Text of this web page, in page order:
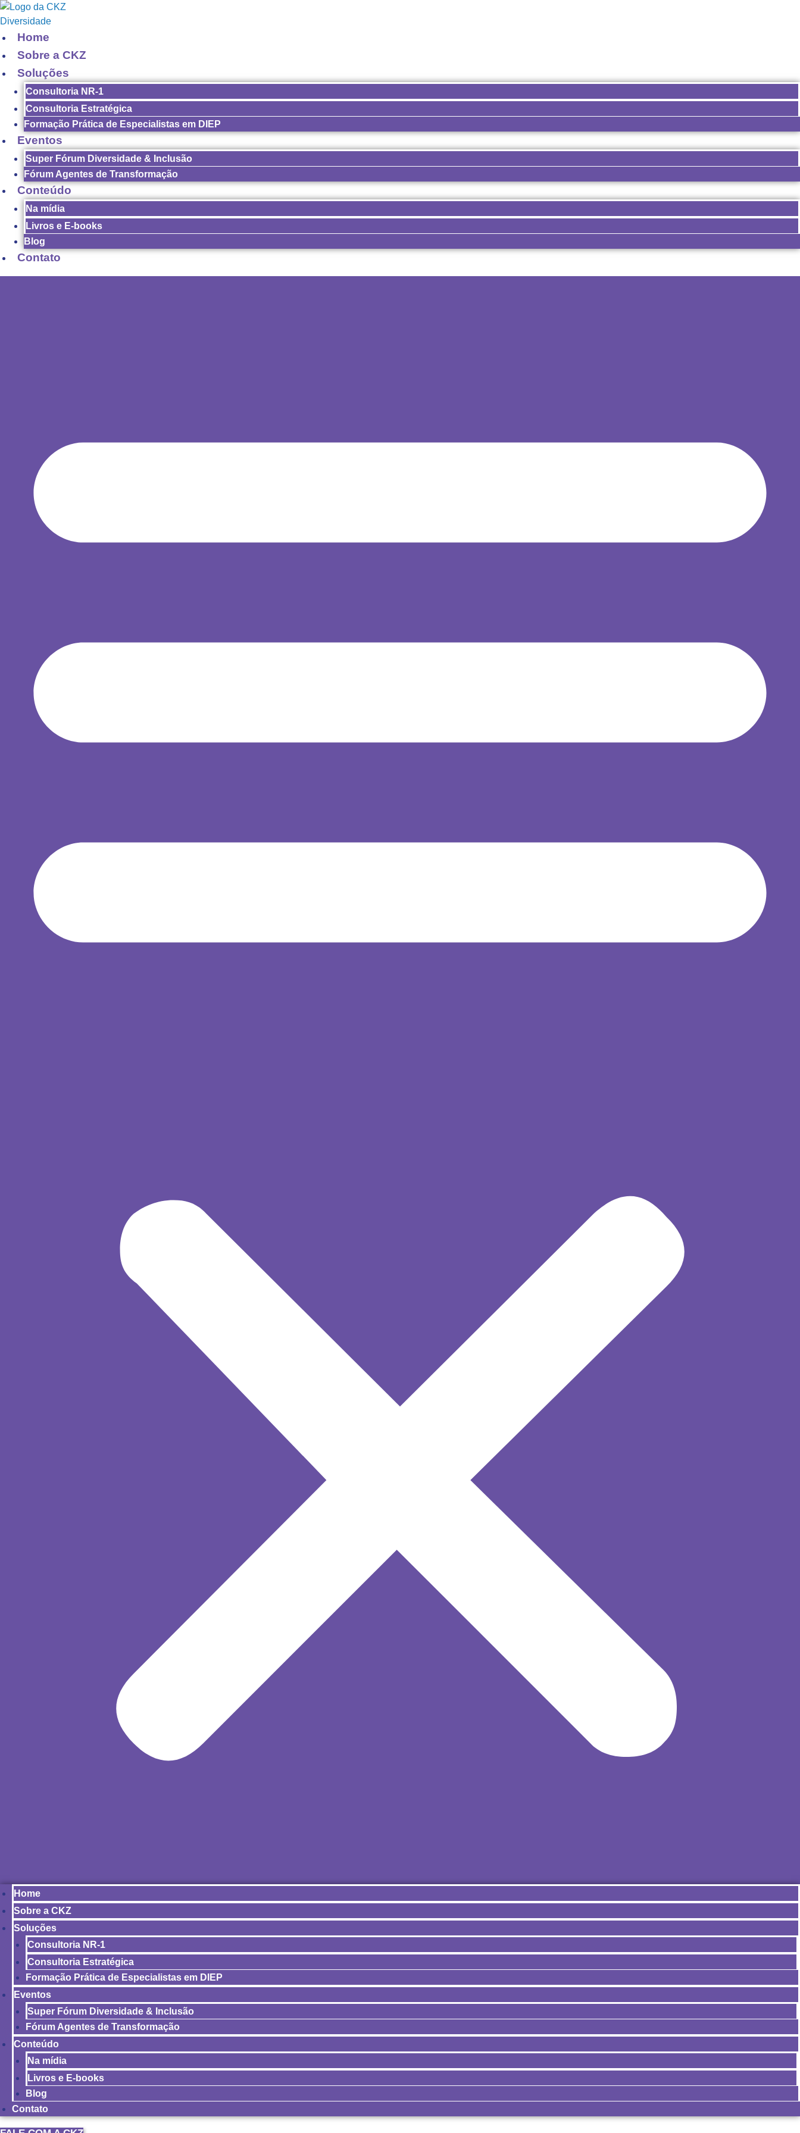
Home
Sobre a CKZ
Soluções
Consultoria NR-1
Consultoria Estratégica
Formação Prática de Especialistas em DIEP
Eventos
Super Fórum Diversidade & Inclusão
Fórum Agentes de Transformação
Conteúdo
Na mídia
Livros e E-books
Blog
Contato
Home
Sobre a CKZ
Soluções
Consultoria NR-1
Consultoria Estratégica
Formação Prática de Especialistas em DIEP
Eventos
Super Fórum Diversidade & Inclusão
Fórum Agentes de Transformação
Conteúdo
Na mídia
Livros e E-books
Blog
Contato